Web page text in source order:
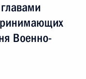
Военно-